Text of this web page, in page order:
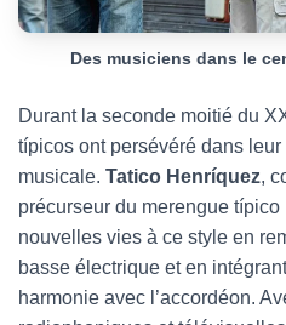
Des musiciens dans le
Durant la seconde moitié du
típicos ont persévéré dans leur
musicale. Tatico Henríquez,
précurseur du merengue
nouvelles vies à ce style en
basse électrique et en
harmonie avec l’accordéon.